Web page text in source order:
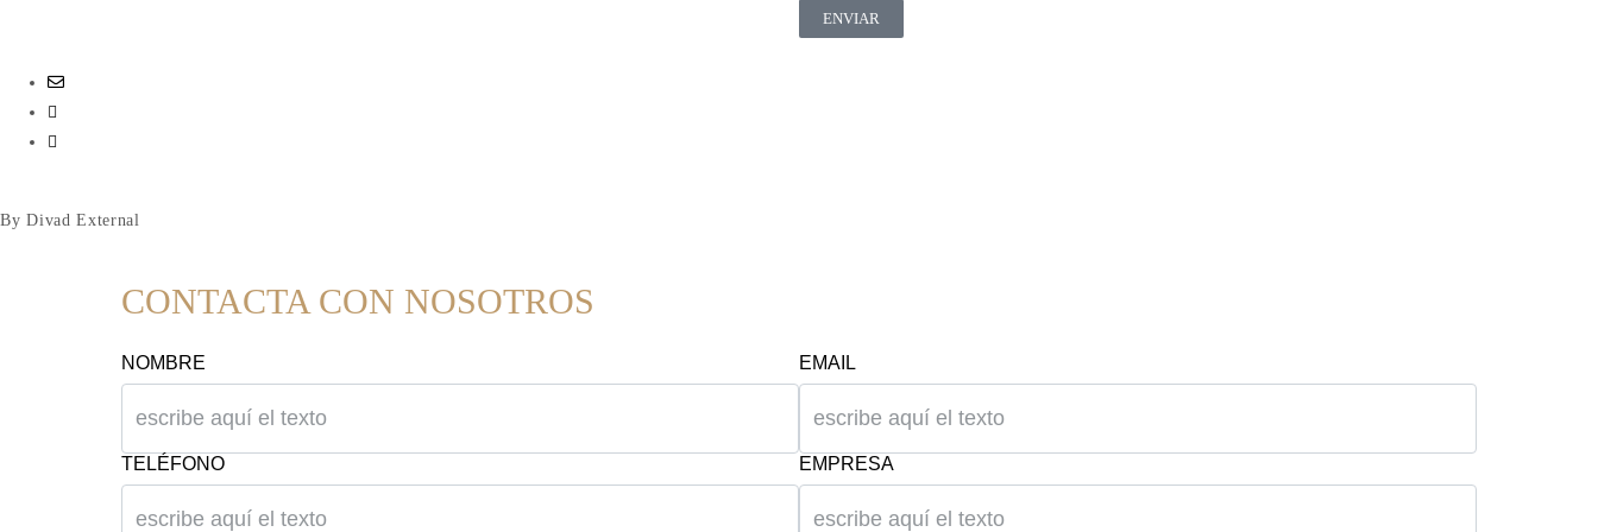
ENVIAR
By Divad External
CONTACTA CON NOSOTROS
NOMBRE EMAIL
TELÉFONO EMPRESA